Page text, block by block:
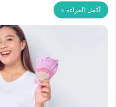
أكمل القراءة »